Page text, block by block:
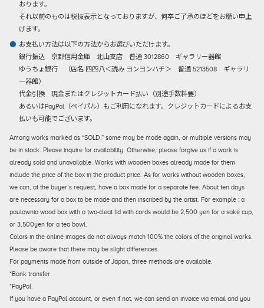
おります。
それ以前のものは税抜表示となっておりますが、何卒ご了承のほどをお願い申上
げます。
お支払い方法は以下の方法からお選びいただけます。
銀行振込京都信用金庫 北山支店 普通 3012860 ギャラリー器館
ゆうちょ銀行 （店名 四四八＜読み ヨンヨンハチ＞ 普通 5213508 ギャラリ
ー器館）
代金引換現金またはクレジットカード払い（別途手数料要）
あるいはPayPal（ペイパル）もご利用になれます。クレジットカードによるお支
払いも可能でございます。
Among works marked as “SOLD,” some may be made again, or multiple versions may
be in stock. Please inquire for availability. Otherwise, please forgive us if a work is
already sold and unavailable. Works with wooden boxes already made for them
include the price of the box in the product price. As for works without wooden boxes,
we can, at the buyer’s request, have a box made for a separate fee. About ten days
are necessary for a box to be made and then inscribed by the artist. For example : a
paulownia wood box with a two-cleat lid with cords would be 2,500 yen for a sake cup,
or 3,500yen for a tea bowl.
Colors in the online images do not always match 100% the colors of the original works.
Please be aware that there may be slight differences.
For payments made from outside of Japan, three methods are available.
*Bank transfer
*PayPal.
If you have a PayPal account, or even if not, we can send an invoice via email and you